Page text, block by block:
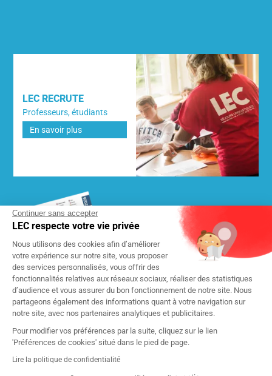
LEC RECRUTE
Professeurs, étudiants
En savoir plus
DEMANDEZ NOTRE BROCHURE
GRATUITE
Continuer sans accepter
LEC respecte votre vie privée
Nous utilisons des cookies afin d’améliorer
votre expérience sur notre site, vous proposer
des services personnalisés, vous offrir des
fonctionnalités relatives aux réseaux sociaux, réaliser des statistiques
d’audience et vous assurer du bon fonctionnement de notre site. Nous
partageons également des informations quant à votre navigation sur
notre site, avec nos partenaires analytiques et publicitaires.
Pour modifier vos préférences par la suite, cliquez sur le lien
'Préférences de cookies' situé dans le pied de page.
Lire la politique de confidentialité